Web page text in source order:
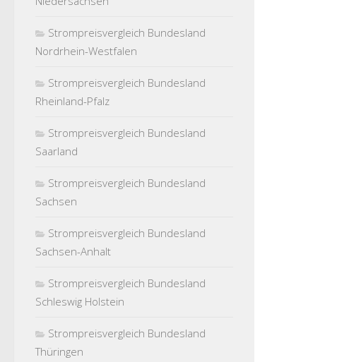
Strompreisvergleich Bundesland
Nordrhein-Westfalen
Strompreisvergleich Bundesland
Rheinland-Pfalz
Strompreisvergleich Bundesland
Saarland
Strompreisvergleich Bundesland
Sachsen
Strompreisvergleich Bundesland
Sachsen-Anhalt
Strompreisvergleich Bundesland
Schleswig Holstein
Strompreisvergleich Bundesland
Thüringen